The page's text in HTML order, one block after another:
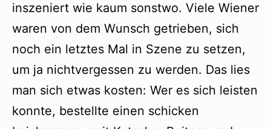
inszeniert wie kaum sonstwo. Viele Wiener
waren von dem Wunsch getrieben, sich
noch ein letztes Mal in Szene zu setzen,
um ja nichtvergessen zu werden. Das lies
man sich etwas kosten: Wer es sich leisten
konnte, bestellte einen schicken